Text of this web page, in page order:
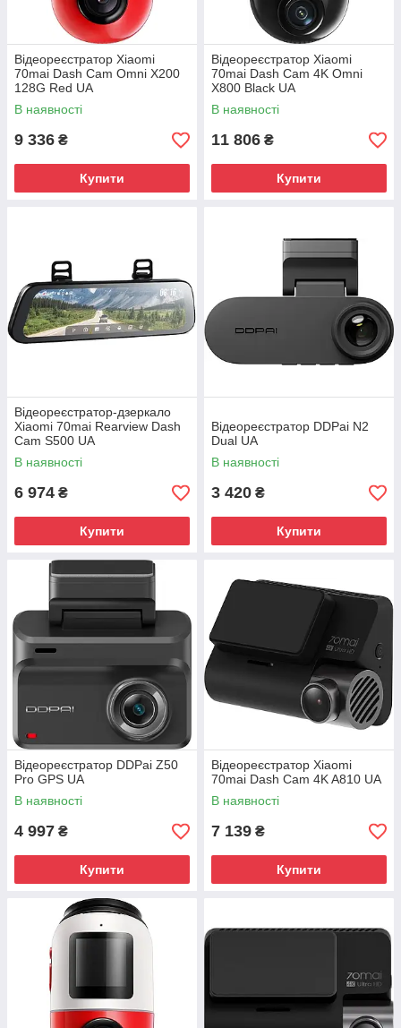
Відеореєстратор Xiaomi
70mai Dash Cam Omni X200
128G Red UA
В наявності
9 336 ₴
Купити
Відеореєстратор Xiaomi
70mai Dash Cam 4K Omni
X800 Black UA
В наявності
11 806 ₴
Купити
Відеореєстратор-дзеркало
Xiaomi 70mai Rearview Dash
Cam S500 UA
В наявності
6 974 ₴
Купити
Відеореєстратор DDPai N2
Dual UA
В наявності
3 420 ₴
Купити
Відеореєстратор DDPai Z50
Pro GPS UA
В наявності
4 997 ₴
Купити
Відеореєстратор Xiaomi
70mai Dash Cam 4K A810 UA
В наявності
7 139 ₴
Купити